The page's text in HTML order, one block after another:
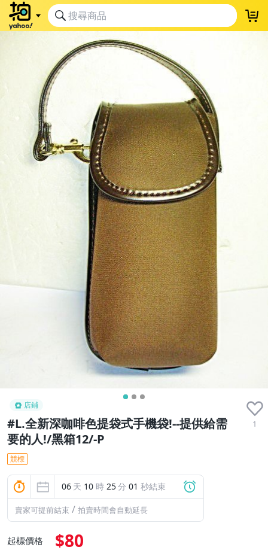
店鋪
#L.全新深咖啡色提袋式手機袋!--提供給需
要的人!/黑箱12/-P
1
競標
06 天 10 時 25分 00 秒結束
賣家可提前結束 / 拍賣時間會自動延長
起標價格 $80